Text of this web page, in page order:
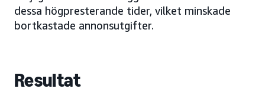
dessa högpresterande tider, vilket minskade
bortkastade annonsutgifter.
Resultat